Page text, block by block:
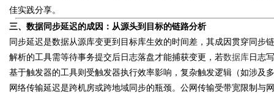
佳实践分享。
三、数据同步延迟的成因：从源头到目标的链路分析
同步延迟是数据从源库变更到目标库生效的时间差，其成因贯穿同
解析的工具需等待事务提交后日志落盘才能捕获变更，若数据库 日志
基于触发器的工具则受触发器执行效率影响，复杂触发逻辑（如涉及
网络传输延迟是跨机房或跨地域同步的瓶颈。公网传输受带宽限制与